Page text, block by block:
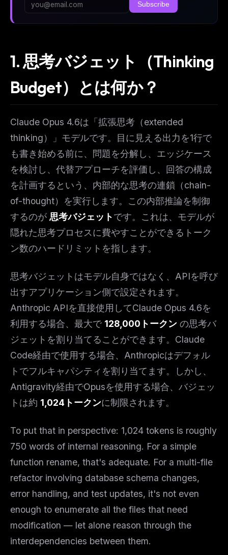
Subscribe
1. 思考バジェット（Thinking
Budget）とは何か？
Claude Opus 4.6は「拡張思考（extended
thinking）」モデルです。目に見える出力を1行で
も書き始める前に、問題を分解し、エッジケース
を検討し、代替アプローチを評価し、回答の構成
を計画するという、内部的な思考の連鎖（chain-
of-thought）を実行します。この内部推論を制御
するのが 思考バジェットです。これは、モデルが
隠れた思考プロセスに費やすことができるトーク
ン数のハードリミットを指します。
思考バジェットはモデル自身ではなく、APIを呼び
出すアプリケーション側で設定されます。
Anthropic APIを直接使用してClaude Opus 4.6を
利用する場合、最大で 128,000トークン の思考バ
ジェットを割り当てることができます。Claude
Code経由で使用する場合、Anthropicはデフォル
トでフルキャパシティを割り当てます。しかし、
Antigravity経由でOpusを使用する場合、バジェッ
トは約 1,024トークンに制限されます。
To put that in perspective: 1,024 tokens is roughly
750 words of internal reasoning. For a simple
function rename, that's adequate. For a multi-file
refactor involving database schema changes,
error handling, and test updates, it's not even
enough to enumerate all the files that need
modification — let alone reason through the
interdependencies between them.